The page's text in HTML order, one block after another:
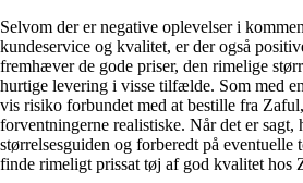
Selvom der er negative oplevelser i
kundeservice og kvalitet, er der også
fremhæver de gode priser, den rimelige
hurtige levering i visse tilfælde. Som med
vis risiko forbundet med at bestille fra
forventningerne realistiske. Når det er
størrelsesguiden og forberedt på eventuelle
finde rimeligt prissat tøj af god kvalitet hos